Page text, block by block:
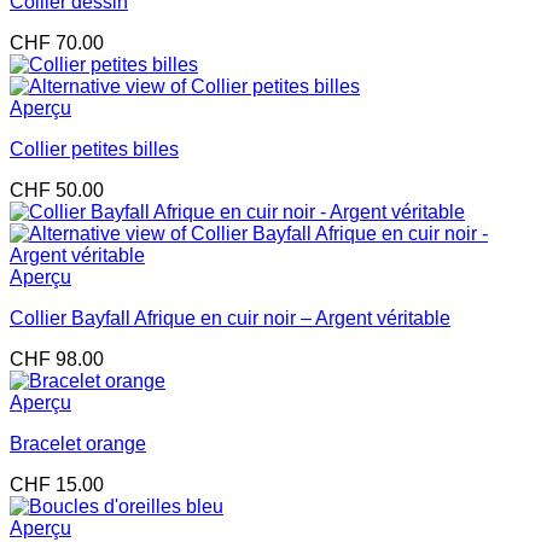
CHF 70.00
Aperçu
Collier petites billes
CHF 50.00
Aperçu
Collier Bayfall Afrique en cuir noir – Argent véritable
CHF 98.00
Aperçu
Bracelet orange
CHF 15.00
Aperçu